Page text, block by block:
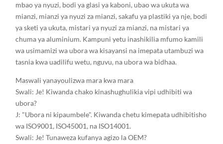
mbao ya nyuzi, bodi ya glasi ya kaboni, ubao wa ukuta wa
mianzi, mianzi ya nyuzi za mianzi, sakafu ya plastiki ya nje, bodi
ya sketi ya ukuta, mistari ya nyuzi za mianzi, na mistari ya
chuma ya aluminium. Kampuni yetu inashikilia mfumo kamili
wa usimamizi wa ubora wa kisayansi na imepata utambuzi wa
tasnia kwa uadilifu wetu, nguvu, na ubora wa bidhaa.
Maswali yanayoulizwa mara kwa mara
Swali: Je! Kiwanda chako kinashughulikia vipi udhibiti wa
ubora?
J: "Ubora ni kipaumbele". Kiwanda chetu kimepata udhibitisho
wa ISO9001, ISO45001, na ISO14001.
Swali: Je! Tunaweza kufanya agizo la OEM?